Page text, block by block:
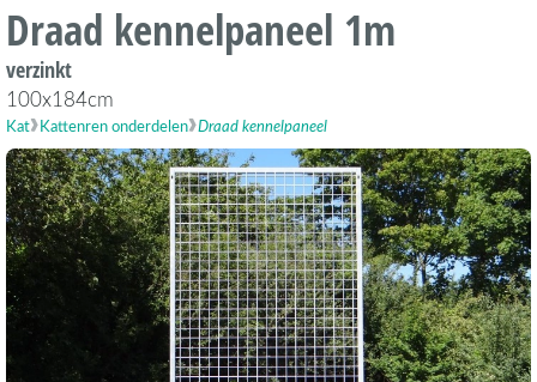
Draad kennelpaneel 1m
verzinkt
100x184cm
Kat Kattenren onderdelen Draad kennelpaneel